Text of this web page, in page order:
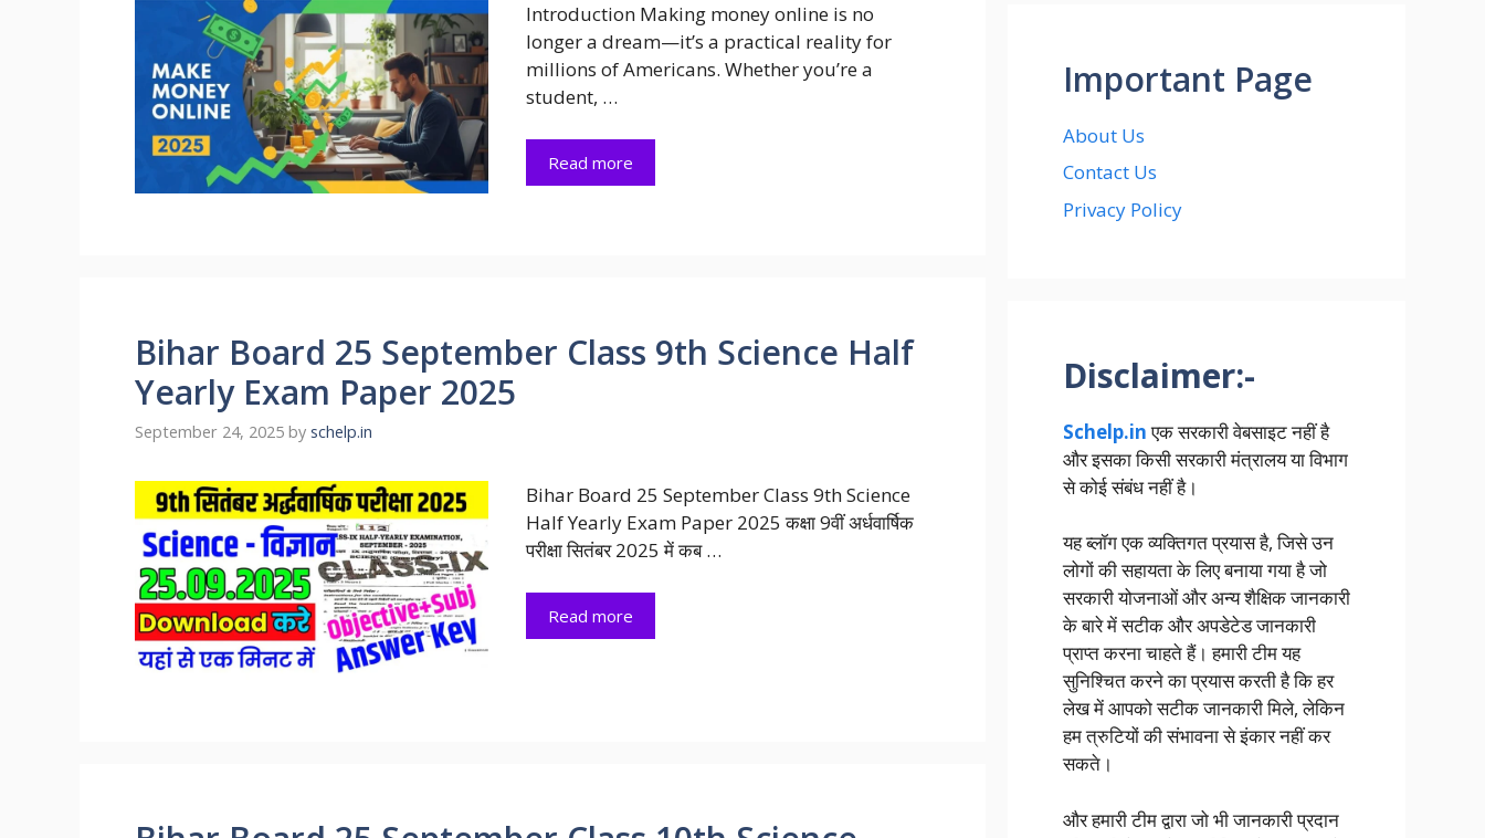
Introduction Making money online is no
longer a dream—it’s a practical reality for
millions of Americans. Whether you’re a
student, …
Read more
Bihar Board 25 September Class 9th Science Half
Yearly Exam Paper 2025
September 24, 2025 by schelp.in
Bihar Board 25 September Class 9th Science
Half Yearly Exam Paper 2025 कक्षा 9वीं अर्धवार्षिक
परीक्षा सितंबर 2025 में कब …
Read more
Important Page
About Us
Contact Us
Privacy Policy
Disclaimer:-
Schelp.inएक सरकारी वेबसाइट नहीं है
और इसका किसी सरकारी मंत्रालय या विभाग
से कोई संबंध नहीं है।
यह ब्लॉग एक व्यक्तिगत प्रयास है, जिसे उन
लोगों की सहायता के लिए बनाया गया है जो
सरकारी योजनाओं और अन्य शैक्षिक जानकारी
के बारे में सटीक और अपडेटेड जानकारी
प्राप्त करना चाहते हैं। हमारी टीम यह
सुनिश्चित करने का प्रयास करती है कि हर
लेख में आपको सटीक जानकारी मिले, लेकिन
हम त्रुटियों की संभावना से इंकार नहीं कर
सकते।
और हमारी टीम द्वारा जो भी जानकारी प्रदान